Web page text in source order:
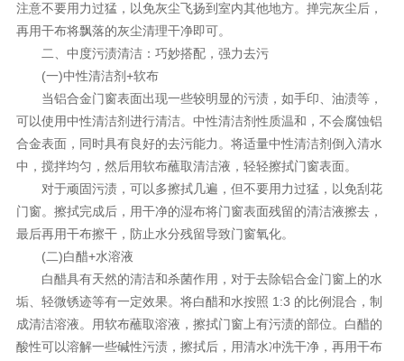
注意不要用力过猛，以免灰尘飞扬到室内其他地方。掸完灰尘后，
再用干布将飘落的灰尘清理干净即可。
二、中度污渍清洁：巧妙搭配，强力去污
(一)中性清洁剂+软布
当铝合金门窗表面出现一些较明显的污渍，如手印、油渍等，
可以使用中性清洁剂进行清洁。中性清洁剂性质温和，不会腐蚀铝
合金表面，同时具有良好的去污能力。将适量中性清洁剂倒入清水
中，搅拌均匀，然后用软布蘸取清洁液，轻轻擦拭门窗表面。
对于顽固污渍，可以多擦拭几遍，但不要用力过猛，以免刮花
门窗。擦拭完成后，用干净的湿布将门窗表面残留的清洁液擦去，
最后再用干布擦干，防止水分残留导致门窗氧化。
(二)白醋+水溶液
白醋具有天然的清洁和杀菌作用，对于去除铝合金门窗上的水
垢、轻微锈迹等有一定效果。将白醋和水按照 1:3 的比例混合，制
成清洁溶液。用软布蘸取溶液，擦拭门窗上有污渍的部位。白醋的
酸性可以溶解一些碱性污渍，擦拭后，用清水冲洗干净，再用干布